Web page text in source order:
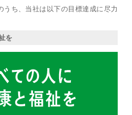
うち、当社は以下の目標達成に尽力
を